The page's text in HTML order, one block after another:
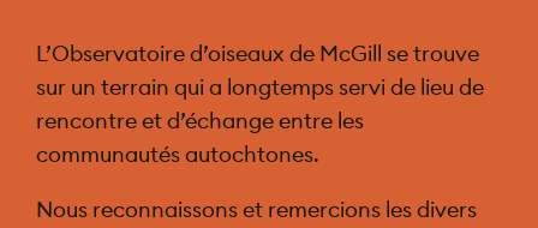
L’Observatoire d’oiseaux de McGill se trouve
sur un terrain qui a longtemps servi de lieu de
rencontre et d’échange entre les
communautés autochtones.
Nous reconnaissons et remercions les divers